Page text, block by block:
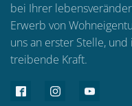
bei Ihrer
Erwerb von
uns an erster Stelle,
treibende Kraft.